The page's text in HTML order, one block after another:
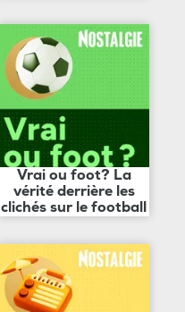
Vrai ou foot? La
vérité derrière les
clichés sur le football